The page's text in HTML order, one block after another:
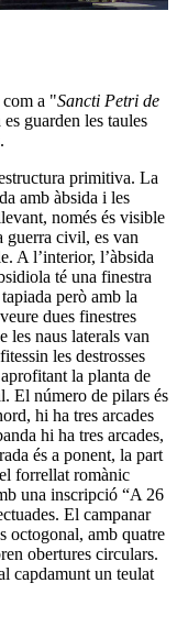
a "Sancti Petri de
guarden les taules
primitiva. La
amb àbsida i les
només és visible
guerra civil, es van
A l’interior, l’àbsida
té una finestra
però amb la
dues finestres
les naus laterals van
les destrosses
la planta de
El número de pilars és
hi ha tres arcades
hi ha tres arcades,
és a ponent, la part
forrellat romànic
una inscripció “A 26
El campanar
octogonal, amb quatre
obertures circulars.
capdamunt un teulat